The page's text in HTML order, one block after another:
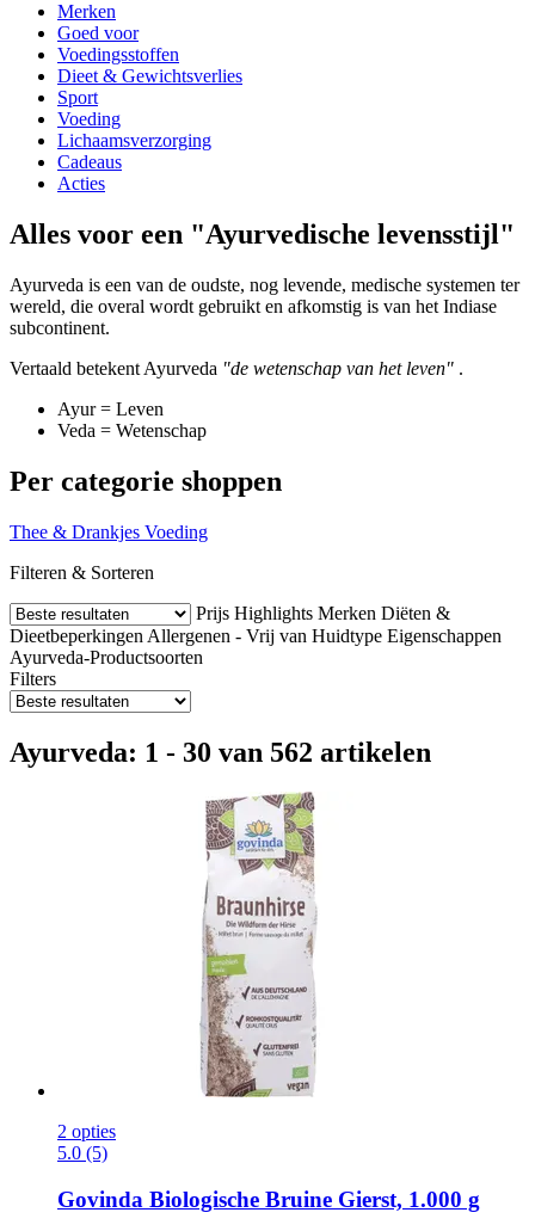
Merken
Goed voor
Voedingsstoffen
Dieet & Gewichtsverlies
Sport
Voeding
Lichaamsverzorging
Cadeaus
Acties
Alles voor een "Ayurvedische levensstijl"
Ayurveda is een van de oudste, nog levende, medische systemen ter
wereld, die overal wordt gebruikt en afkomstig is van het Indiase
subcontinent.
Vertaald betekent Ayurveda "de wetenschap van het leven" .
Ayur = Leven
Veda = Wetenschap
Per categorie shoppen
Thee & Drankjes Voeding
Filteren & Sorteren
Prijs Highlights Merken Diëten &
Dieetbeperkingen Allergenen - Vrij van Huidtype Eigenschappen
Ayurveda-Productsoorten
Filters
Ayurveda: 1 - 30 van 562 artikelen
2 opties
5.0 (5)
Govinda Biologische Bruine Gierst, 1.000 g